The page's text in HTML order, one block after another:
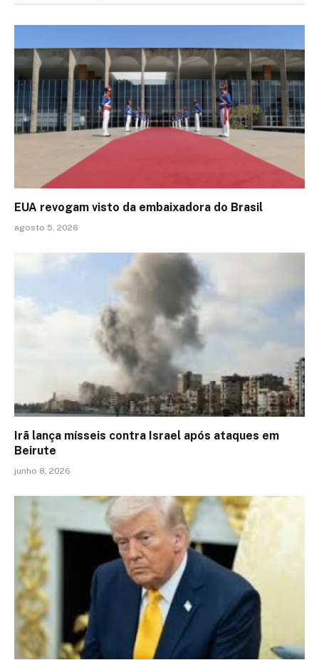
EUA revogam visto da embaixadora do Brasil
agosto 5, 2026
Irã lança mísseis contra Israel após ataques em
Beirute
junho 8, 2026